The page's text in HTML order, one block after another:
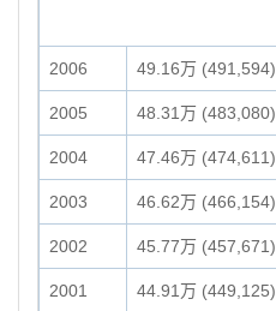
2006 49.16万 (491,594)
2005 48.31万 (483,080)
2004 47.46万 (474,611)
2003 46.62万 (466,154)
2002 45.77万 (457,671)
2001 44.91万 (449,125)